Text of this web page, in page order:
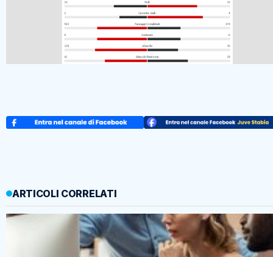
ARTICOLI CORRELATI